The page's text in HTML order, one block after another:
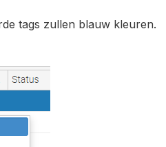
tags zullen blauw kleuren.